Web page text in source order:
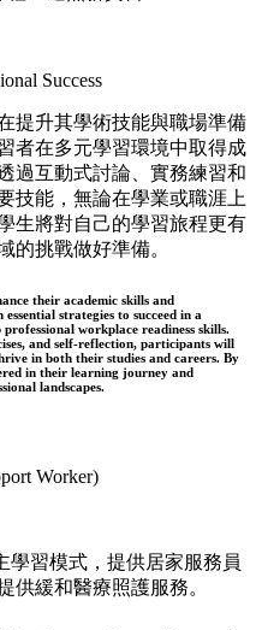
Success
提升其學術技能與職場準備
者在多元學習環境中取得成
過互動式討論、實務練習和
技能，無論在學業或職涯上
生將對自己的學習旅程更有
的挑戰做好準備。
their academic skills and
strategies to succeed in a
workplace readiness skills.
and self-reflection, participants will
in both their studies and careers. By
in their learning journey and
landscapes.
Worker)
學習模式，提供居家服務員
供緩和醫療照護服務。